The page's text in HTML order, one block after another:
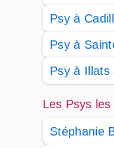
Psy à
Psy à
Psy à Illats
Les Psys
Stéphanie